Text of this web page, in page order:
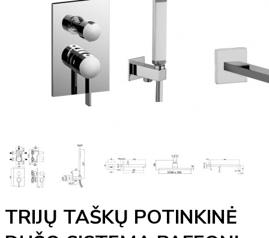
TRIJŲ TAŠKŲ POTINKINĖ